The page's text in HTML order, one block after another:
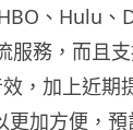
、Hulu、
務，而且支
，加上近期
更加方便，